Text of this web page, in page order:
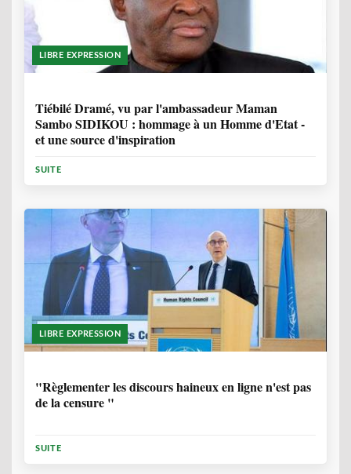
LIBRE EXPRESSION
Tiébilé Dramé, vu par l'ambassadeur Maman
Sambo SIDIKOU : hommage à un Homme d'Etat -
et une source d'inspiration
SUITE
LIBRE EXPRESSION
"Règlementer les discours haineux en ligne n'est pas
de la censure "
SUITE